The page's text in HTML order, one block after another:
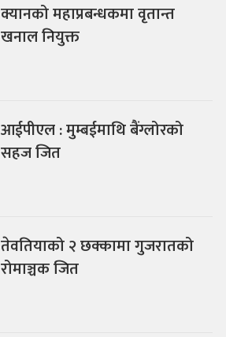
क्यानको महाप्रबन्धकमा वृतान्त
खनाल नियुक्त
आईपीएल : मुम्बईमाथि बैंग्लोरको
सहज जित
तेवतियाको २ छक्कामा गुजरातको
रोमाञ्चक जित